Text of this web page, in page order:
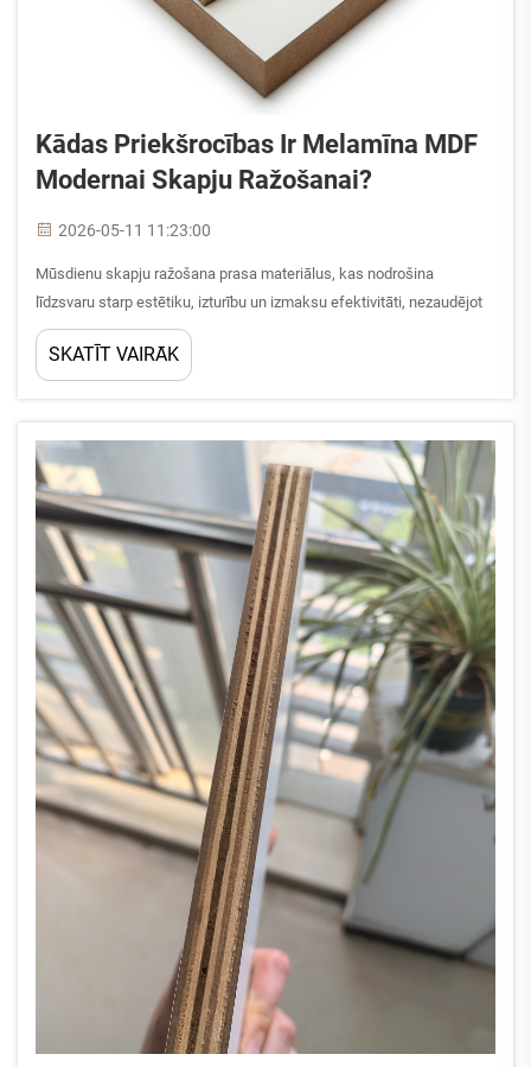
Kādas Priekšrocības Ir Melamīna MDF
Modernai Skapju Ražošanai?
2026-05-11 11:23:00
Mūsdienu skapju ražošana prasa materiālus, kas nodrošina
līdzsvaru starp estētiku, izturību un izmaksu efektivitāti, nezaudējot
precizitāti vai apstrādājamību. Starp daudzajiem šodien ražotājiem
un dizaineriem pieejamajiem inženiermateriālu kokmateriāliem
SKATĪT VAIRĀK